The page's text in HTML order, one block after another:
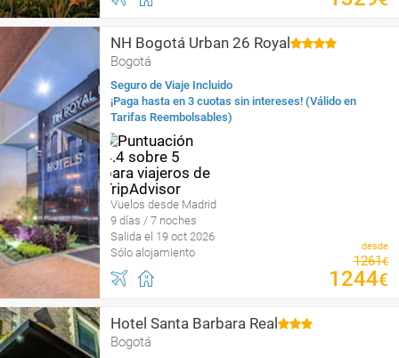
NH Bogotá Urban 26 Royal
Bogotá
Seguro de Viaje Incluido
¡Paga hasta en 3 cuotas sin intereses! (Válido en
Tarifas Reembolsables)
Vuelos desde Madrid
9 días / 7 noches
Salida el 19 oct 2026
Sólo alojamiento
desde
1261€
1244€
Hotel Santa Barbara Real
Bogotá